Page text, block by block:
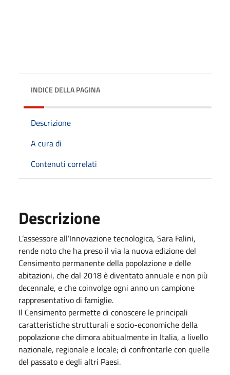
INDICE DELLA PAGINA
Descrizione
A cura di
Contenuti correlati
Descrizione
L’assessore all’Innovazione tecnologica, Sara Falini,
rende noto che ha preso il via la nuova edizione del
Censimento permanente della popolazione e delle
abitazioni, che dal 2018 è diventato annuale e non più
decennale, e che coinvolge ogni anno un campione
rappresentativo di famiglie.
Il Censimento permette di conoscere le principali
caratteristiche strutturali e socio-economiche della
popolazione che dimora abitualmente in Italia, a livello
nazionale, regionale e locale; di confrontarle con quelle
del passato e degli altri Paesi.